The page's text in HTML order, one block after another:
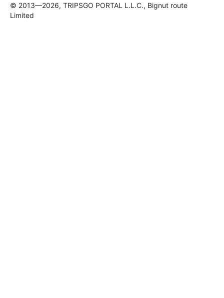
© 2013—2026, TRIPSGO PORTAL L.L.C., Bignut route
Limited